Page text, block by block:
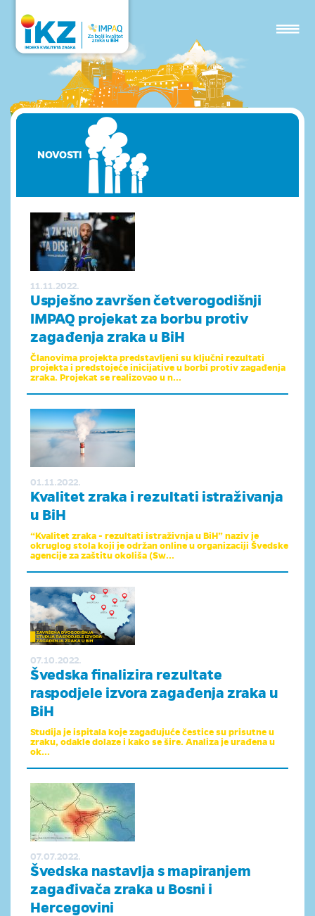
NOVOSTI
11.11.2022.
Uspješno završen četverogodišnji
IMPAQ projekat za borbu protiv
zagađenja zraka u BiH
Članovima projekta predstavljeni su ključni rezultati
projekta i predstojeće inicijative u borbi protiv zagađenja
zraka. Projekat se realizovao u n...
01.11.2022.
Kvalitet zraka i rezultati istraživanja
u BiH
“Kvalitet zraka - rezultati istraživnja u BiH” naziv je
okruglog stola koji je održan online u organizaciji Švedske
agencije za zaštitu okoliša (Sw...
07.10.2022.
Švedska finalizira rezultate
raspodjele izvora zagađenja zraka u
BiH
Studija je ispitala koje zagađujuće čestice su prisutne u
zraku, odakle dolaze i kako se šire. Analiza je urađena u
ok...
07.07.2022.
Švedska nastavlja s mapiranjem
zagađivača zraka u Bosni i
Hercegovini